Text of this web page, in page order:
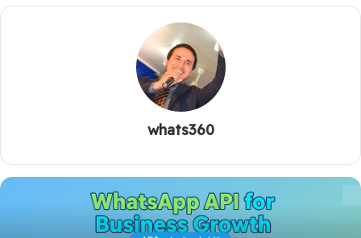
whats360
api connect